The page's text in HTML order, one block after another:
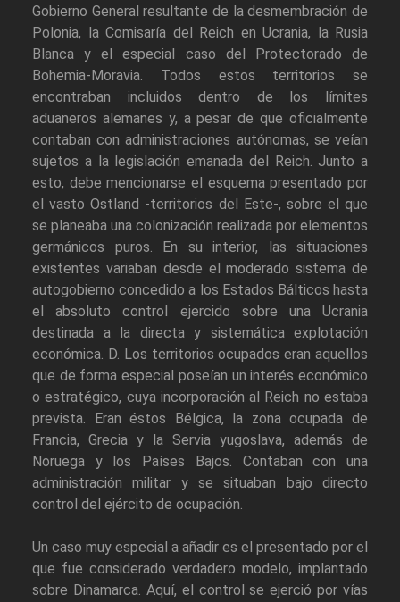
Gobierno General resultante de la desmembración de
Polonia, la Comisaría del Reich en Ucrania, la Rusia
Blanca y el especial caso del Protectorado de
Bohemia-Moravia. Todos estos territorios se
encontraban incluidos dentro de los límites
aduaneros alemanes y, a pesar de que oficialmente
contaban con administraciones autónomas, se veían
sujetos a la legislación emanada del Reich. Junto a
esto, debe mencionarse el esquema presentado por
el vasto Ostland -territorios del Este-, sobre el que
se planeaba una colonización realizada por elementos
germánicos puros. En su interior, las situaciones
existentes variaban desde el moderado sistema de
autogobierno concedido a los Estados Bálticos hasta
el absoluto control ejercido sobre una Ucrania
destinada a la directa y sistemática explotación
económica. D. Los territorios ocupados eran aquellos
que de forma especial poseían un interés económico
o estratégico, cuya incorporación al Reich no estaba
prevista. Eran éstos Bélgica, la zona ocupada de
Francia, Grecia y la Servia yugoslava, además de
Noruega y los Países Bajos. Contaban con una
administración militar y se situaban bajo directo
control del ejército de ocupación.
Un caso muy especial a añadir es el presentado por el
que fue considerado verdadero modelo, implantado
sobre Dinamarca. Aquí, el control se ejerció por vías